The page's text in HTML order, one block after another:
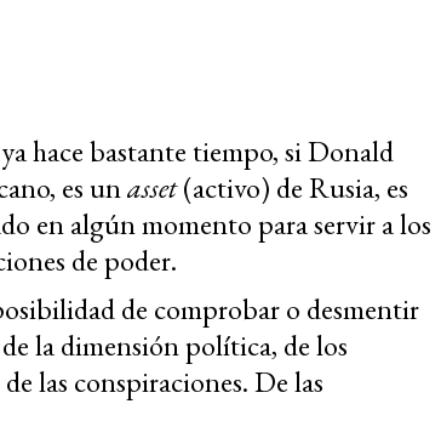
hace bastante tiempo, si Donald
es unasset(activo) de Rusia, es
en algún momento para servir a los
de poder.
de comprobar o desmentir
la dimensión política, de los
las conspiraciones. De las